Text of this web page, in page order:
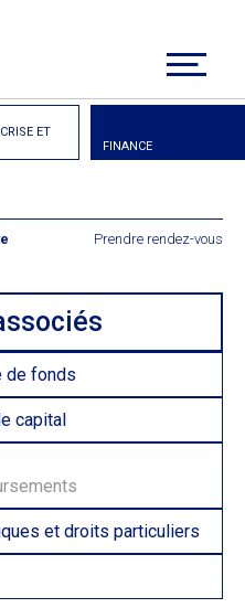
ET
FINANCE
Prendre rendez-vous
de fonds
capital
et droits particuliers